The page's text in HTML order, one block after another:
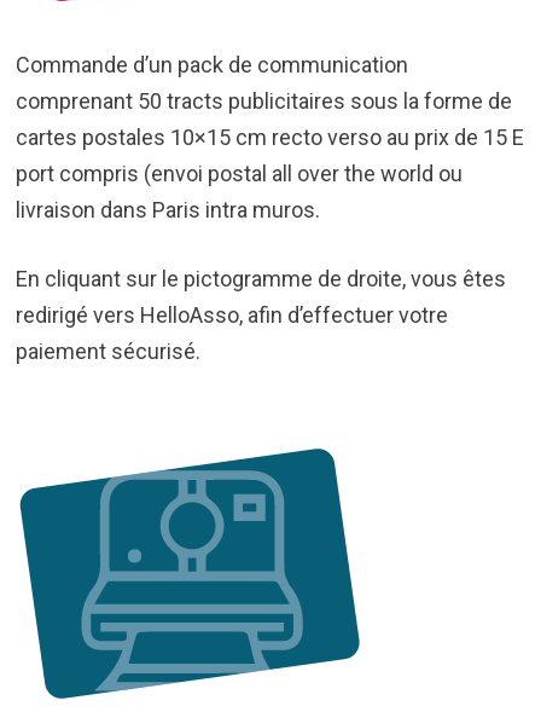
Commande d’un pack de communication
comprenant 50 tracts publicitaires sous la forme de
cartes postales 10×15 cm recto verso au prix de 15 E
port compris (envoi postal all over the world ou
livraison dans Paris intra muros.
En cliquant sur le pictogramme de droite, vous êtes
redirigé vers HelloAsso, afin d’effectuer votre
paiement sécurisé.